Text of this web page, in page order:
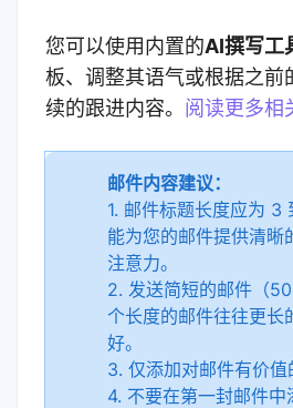
您可以使用内置的AI撰写工
板、调整其语气或根据之前
续的跟进内容。 阅读更多相
邮件内容建议：
1. 邮件标题长度应为
能为您的邮件提供清晰
注意力。
2. 发送简短的邮件（
个长度的邮件往往更长
好。
3. 仅添加对邮件有价值
4. 不要在第一封邮件中